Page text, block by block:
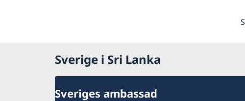
Sverige i Sri Lanka
Sveriges ambassad